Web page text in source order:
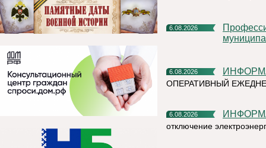
6.08.2026
Профессиональное развитие в цифровом университете
6.08.2026
ОПЕРАТИВНЫЙ
6.08.2026
отключение